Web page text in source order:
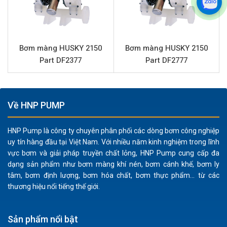
Part DF2888 không sử dụng điện, giảm thiểu rủi ro
cháy nổ trong môi trường dễ bay hơi hoặc có nguy cơ
Khả năng xử lý chất rắn:
Bơm có thể xử lý các chất
lỏng chứa hạt rắn với kích thước lên đến 6.3 mm, lý
bảo độ bền cơ học và tuổi thọ hoạt động lâu dài.
Lắp đặt và bảo dưỡng dễ dàng:Kết nối tiêu chuẩn
(đường cấp khí 1/2” ren, đầu hút/đẩy 2” mặt bích)
giúp quá trình lắp đặt và tích hợp vào hệ thống hiện
có trở nên đơn giản.
Ứng dụng sản phẩm HUSKY 2150 Part
Với khả năng xử lý đa dạng các loại chất lỏng, Bơm
Bơm màng HUSKY 2150
Part DF2377
Bơm màng HUSKY 2150
Part DF2777
Về HNP PUMP
HNP Pump là công ty chuyên phân phối các dòng bơm công nghiệp
uy tín hàng đầu tại Việt Nam. Với nhiều năm kinh nghiệm trong lĩnh
vực bơm và giải pháp truyền chất lỏng, HNP Pump cung cấp đa
dạng sản phẩm như bơm màng khí nén, bơm cánh khế, bơm ly
tâm, bơm định lượng, bơm hóa chất, bơm thực phẩm... từ các
thương hiệu nổi tiếng thế giới.
Sản phẩm nổi bật